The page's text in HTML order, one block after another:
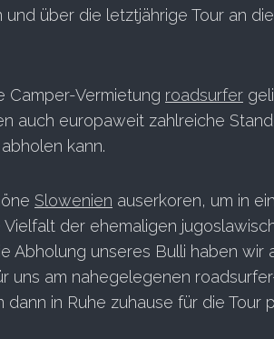
über die letztjährige Tour an
Camper-Vermietung roadsurfer
auch europaweit zahlreiche
kann.
Slowenien auserkoren, um in
der ehemaligen
Abholung unseres Bulli haben wir
uns am nahegelegenen
in Ruhe zuhause für die Tour